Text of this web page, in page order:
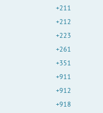
+211
+212
+223
+261
+351
+911
+912
+918